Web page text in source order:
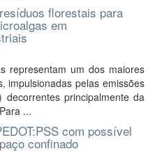
florestais para
em
representam um dos maiores
impulsionadas pelas emissões
principalmente da
...
com possível
confinado